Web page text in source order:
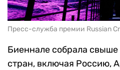
Пресс-служба премии Russian
Биеннале собрала
стран, включая Россию,